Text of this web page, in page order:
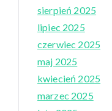
sierpień 2025
lipiec 2025
czerwiec 2025
maj 2025
kwiecień 2025
marzec 2025